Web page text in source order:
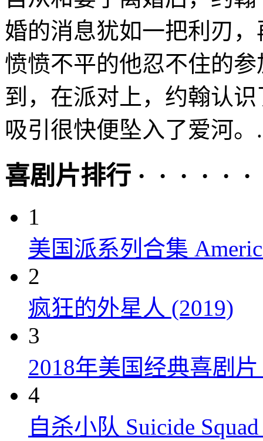
婚的消息犹如一把利刃
愤愤不平的他忍不住的
到，在派对上，约翰认
吸引很快便坠入了爱河
喜剧片排行 · · · · · ·
1
美国派系列合集
2
疯狂的外星人 (2019)
3
2018年美国经典喜剧
4
自杀小队 Suicide